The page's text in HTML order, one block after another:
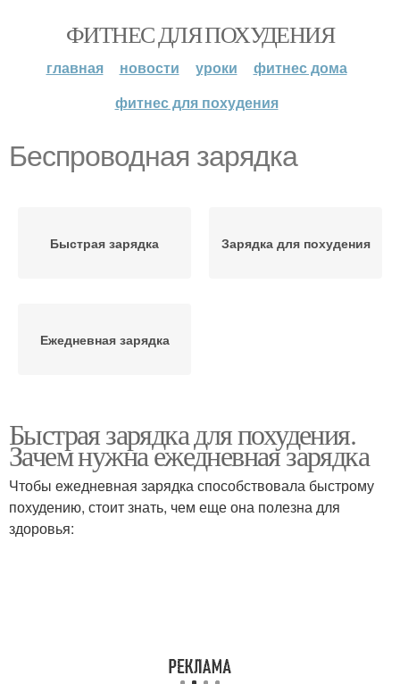
ФИТНЕС ДЛЯ ПОХУДЕНИЯ
главная новости уроки
фитнес дома
фитнес для похудения
Беспроводная зарядка
Быстрая зарядка Зарядка для похудения
Ежедневная зарядка
Быстрая зарядка для похудения.
Зачем нужна ежедневная зарядка
Чтобы ежедневная зарядка способствовала быстрому
похудению, стоит знать, чем еще она полезна для
здоровья: